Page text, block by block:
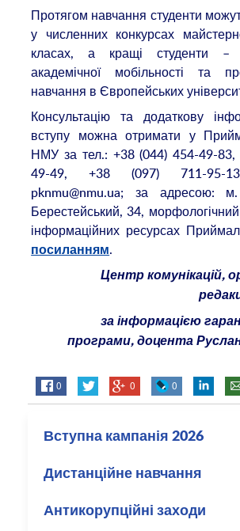
Протягом навчання студенти
у численних конкурсах
класах, а кращі студенти –
академічної мобільності та
навчання в Європейських
Консультацію та додаткову
вступу можна отримати у
НМУ за тел.: +38 (044) 454-49-83,
49-49, +38 (097) 711-95-
pknmu@nmu.ua; за адресою:
Берестейський, 34,
інформаційних ресурсах
посиланням.
Центр комунікацій,
за інформацією
програми, доцента
0 0 0
Вступна кампанія 2026
Дистанційне навчання
Антикорупційні заходи